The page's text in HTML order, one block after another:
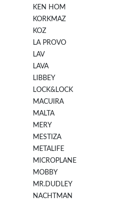
KEN HOM
KORKMAZ
KOZ
LA PROVO
LAV
LAVA
LIBBEY
LOCK&LOCK
MACUIRA
MALTA
MERY
MESTIZA
METALIFE
MICROPLANE
MOBBY
MR.DUDLEY
NACHTMAN